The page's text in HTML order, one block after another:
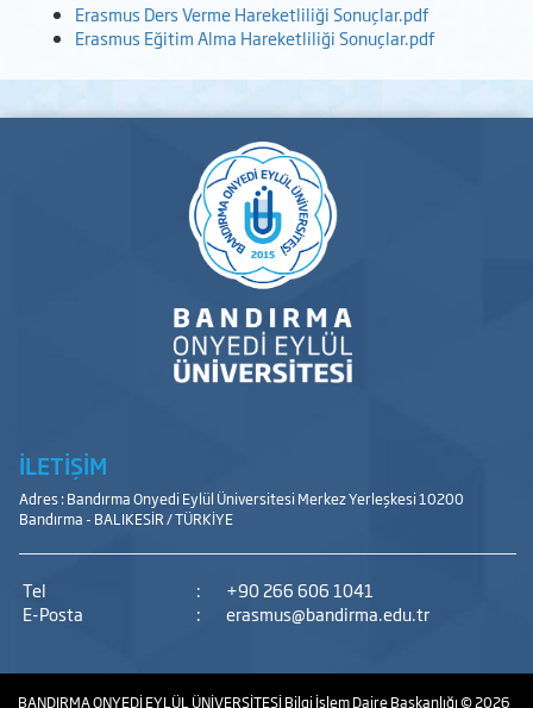
Erasmus Ders Verme Hareketliliği Sonuçlar.pdf
Erasmus Eğitim Alma Hareketliliği Sonuçlar.pdf
İLETİŞİM
Adres : Bandırma Onyedi Eylül Üniversitesi Merkez Yerleşkesi 10200
Bandırma - BALIKESİR / TÜRKİYE
Tel :
+90 266 606 1041
E-Posta
: erasmus@bandirma.edu.tr
BANDIRMA ONYEDİ EYLÜL ÜNİVERSİTESİBilgi İşlem Daire Başkanlığı© 2026